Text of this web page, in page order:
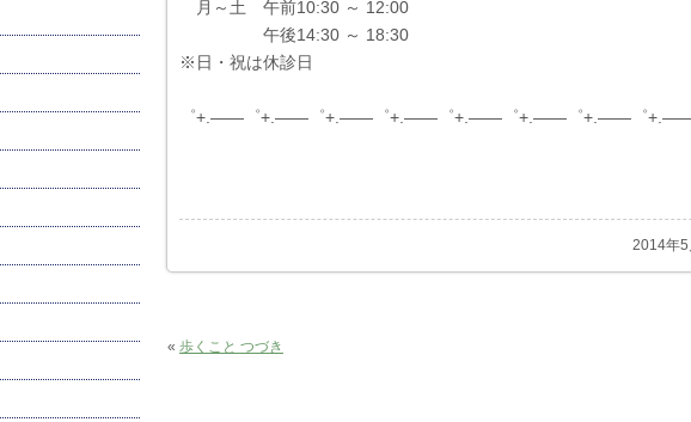
月～土 午前10:30 ～ 12:00
午後14:30 ～ 18:30
※日・祝は休診日
゜+.――゜+.――゜+.――゜+.――゜+.――゜+.――゜+.――゜
2014年5
« 歩くこと つづき